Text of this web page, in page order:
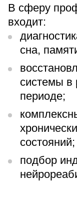
В сферу
входит:
сна,
системы в
периоде;
состояний;
подбор